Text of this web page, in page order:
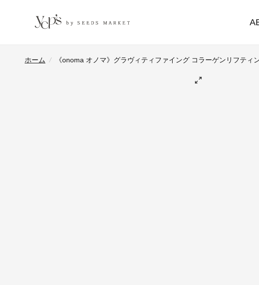
ホーム / 《onoma オノマ》グラヴィティファイング コラーゲンリフティ